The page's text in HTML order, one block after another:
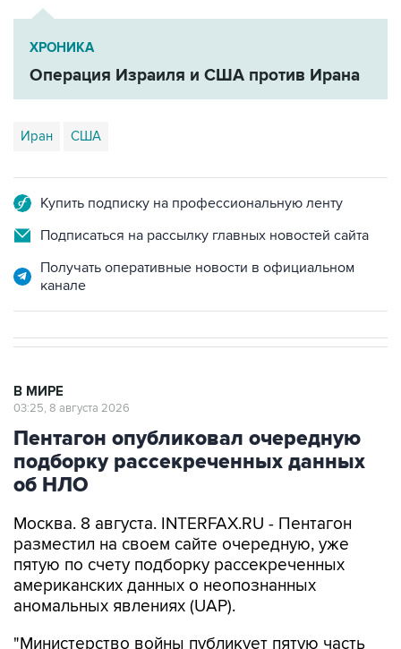
ХРОНИКА
Операция Израиля и США против Ирана
Иран США
Купить подписку на профессиональную ленту
Подписаться на рассылку главных новостей сайта
Получать оперативные новости в официальном
канале
В МИРЕ
03:25, 8 августа 2026
Пентагон опубликовал очередную
подборку рассекреченных данных
об НЛО
Москва. 8 августа. INTERFAX.RU - Пентагон
разместил на своем сайте очередную, уже
пятую по счету подборку рассекреченных
американских данных о неопознанных
аномальных явлениях (UAP).
"Министерство войны публикует пятую часть